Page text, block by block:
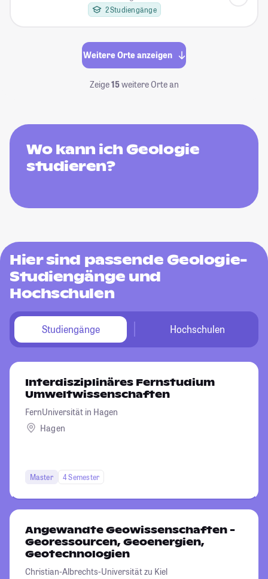
2 Studiengänge
Weitere Orte anzeigen
Zeige15weitere Orte an
Wo kann ich Geologie
studieren?
Hier sind passende Geologie-
Studiengänge und
Hochschulen
Studiengänge Hochschulen
Interdisziplinäres Fernstudium
Umweltwissenschaften
FernUniversität in Hagen
Hagen
Master 4 Semester
Angewandte Geowissenschaften -
Georessourcen, Geoenergien,
Geotechnologien
Christian-Albrechts-Universität zu Kiel